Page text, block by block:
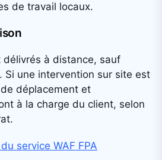
de travail locaux.
délivrés à distance, sauf
Si une intervention sur site est
déplacement et
à la charge du client, selon
service WAF FPA